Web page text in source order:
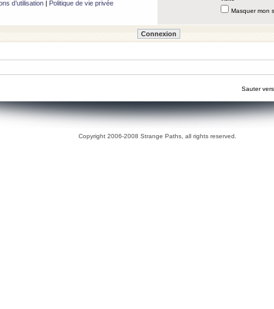
d’utilisation| Politique de vie privée
Masquer mon
Sauter
Copyright 2006-2008 Strange Paths, all rights reserved.